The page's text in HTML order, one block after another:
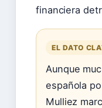
financiera
EL DATO
Aunque
española
Mulliez